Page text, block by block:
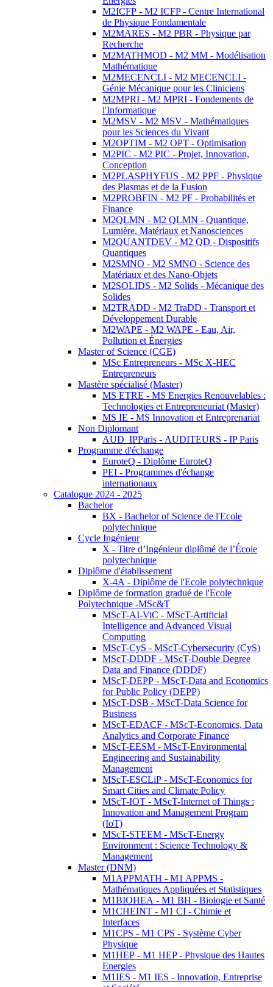
M2ICFP - M2 ICFP - Centre International
de Physique Fondamentale
M2MARES - M2 PBR - Physique par
Recherche
M2MATHMOD - M2 MM - Modélisation
Mathématique
M2MECENCLI - M2 MECENCLI -
Génie Mécanique pour les Cliniciens
M2MPRI - M2 MPRI - Fondements de
l'Informatique
M2MSV - M2 MSV - Mathématiques
pour les Sciences du Vivant
M2OPTIM - M2 OPT - Optimisation
M2PIC - M2 PIC - Projet, Innovation,
Conception
M2PLASPHYFUS - M2 PPF - Physique
des Plasmas et de la Fusion
M2PROBFIN - M2 PF - Probabilités et
Finance
M2QLMN - M2 QLMN - Quantique,
Lumière, Matériaux et Nanosciences
M2QUANTDEV - M2 QD - Dispositifs
Quantiques
M2SMNO - M2 SMNO - Science des
Matériaux et des Nano-Objets
M2SOLIDS - M2 Solids - Mécanique des
Solides
M2TRADD - M2 TraDD - Transport et
Développement Durable
M2WAPE - M2 WAPE - Eau, Air,
Pollution et Énergies
Master of Science (CGE)
MSc Entrepreneurs - MSc X-HEC
Entrepreneurs
Mastère spécialisé (Master)
MS ETRE - MS Energies Renouvelables :
Technologies et Entrepreneuriat (Master)
MS IE - MS Innovation et Entreprenariat
Non Diplomant
AUD_IPParis - AUDITEURS - IP Paris
Programme d'échange
EuroteQ - Diplôme EuroteQ
PEI - Programmes d'échange
internationaux
Catalogue 2024 - 2025
Bachelor
BX - Bachelor of Science de l'Ecole
polytechnique
Cycle Ingénieur
X - Titre d’Ingénieur diplômé de l’École
polytechnique
Diplôme d'établissement
X-4A - Diplôme de l'Ecole polytechnique
Diplôme de formation gradué de l'Ecole
Polytechnique -MSc&T
MScT-AI-ViC - MScT-Artificial
Intelligence and Advanced Visual
Computing
MScT-CyS - MScT-Cybersecurity (CyS)
MScT-DDDF - MScT-Double Degree
Data and Finance (DDDF)
MScT-DEPP - MScT-Data and Economics
for Public Policy (DEPP)
MScT-DSB - MScT-Data Science for
Business
MScT-EDACF - MScT-Economics, Data
Analytics and Corporate Finance
MScT-EESM - MScT-Environmental
Engineering and Sustainability
Management
MScT-ESCLiP - MScT-Economics for
Smart Cities and Climate Policy
MScT-IOT - MScT-Internet of Things :
Innovation and Management Program
(IoT)
MScT-STEEM - MScT-Energy
Environment : Science Technology &
Management
Master (DNM)
M1APPMATH - M1 APPMS -
Mathématiques Appliquées et Statistiques
M1BIOHEA - M1 BH - Biologie et Santé
M1CHEINT - M1 CI - Chimie et
Interfaces
M1CPS - M1 CPS - Système Cyber
Physique
M1HEP - M1 HEP - Physique des Hautes
Energies
M1IES - M1 IES - Innovation, Entreprise